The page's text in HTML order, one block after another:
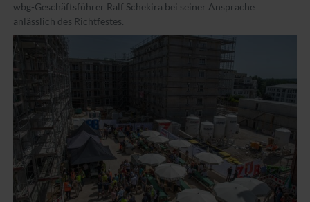
wbg-Geschäftsführer Ralf Schekira bei seiner Ansprache
anlässlich des Richtfestes.